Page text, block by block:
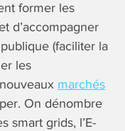
former les
d’accompagner
(faciliter la
les
marchés
On dénombre
smart grids, l’E-